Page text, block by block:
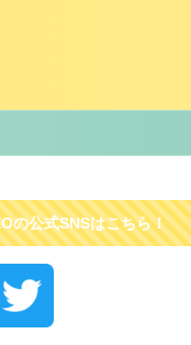
の公式SNSはこちら！